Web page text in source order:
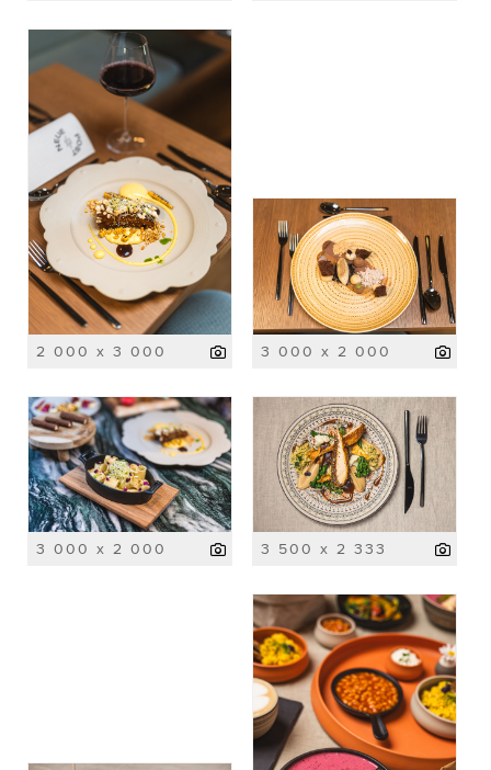
2 000 x 3 000 3 000 x 2 000
3 000 x 2 000 3 500 x 2 333